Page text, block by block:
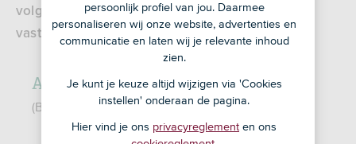
volgende dividendbedragen per aandeel
vastgesteld:
ASN Beleggingsfonds AIF N.V.
(Beleggingsmaatschappij met veranderlijk kapitaal)
persoonlijk profiel van jou. Daarmee
personaliseren wij onze website, advertenties en
communicatie en laten wij je relevante inhoud
zien.
Je kunt je keuze altijd wijzigen via 'Cookies
instellen' onderaan de pagina.
Hier vind je ons privacyreglement en ons